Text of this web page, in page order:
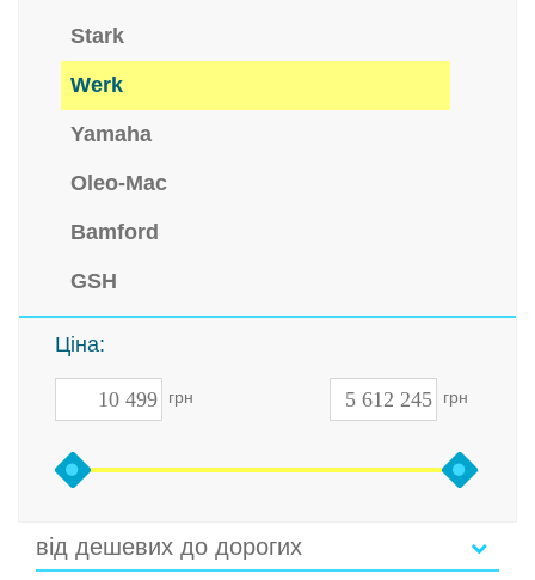
Stark
Werk
Yamaha
Oleo-Mac
Bamford
GSH
Ціна:
грн грн
від дешевих до дорогих